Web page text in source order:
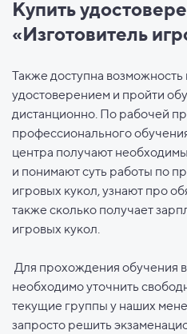
Купить
«Изготовитель
Также доступна возможность
удостоверением и пройти
дистанционно. По рабочей
профессионального
центра получают
и понимают суть работы по
игровых кукол, узнают про
также сколько получает
игровых кукол.
Для прохождения обучения
необходимо уточнить
текущие группы у наших
запросто решить